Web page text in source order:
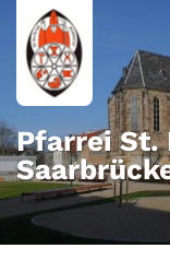
Zum Inhalt springen
Pfarrei St.